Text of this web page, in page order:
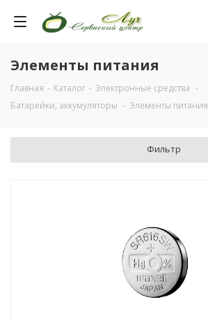
Элементы питания
Главная - Каталог - Электронные средства -
Батарейки, аккумуляторы - Элементы питания
Фильтр